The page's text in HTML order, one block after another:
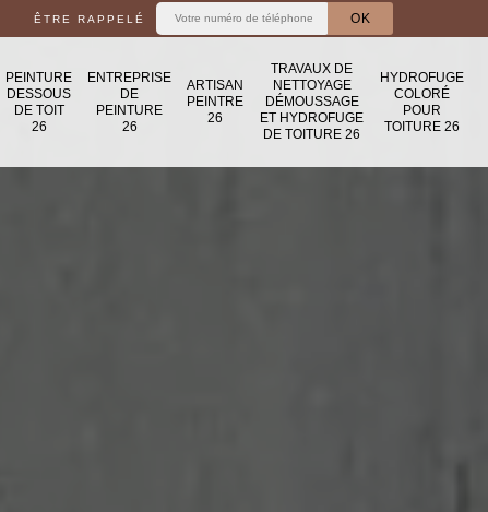
ÊTRE RAPPELÉ
PEINTURE
DESSOUS
DE TOIT
26
ENTREPRISE
DE
PEINTURE
26
ARTISAN
PEINTRE
26
TRAVAUX DE
NETTOYAGE
DÉMOUSSAGE
ET HYDROFUGE
DE TOITURE 26
HYDROFUGE
COLORÉ
POUR
TOITURE 26